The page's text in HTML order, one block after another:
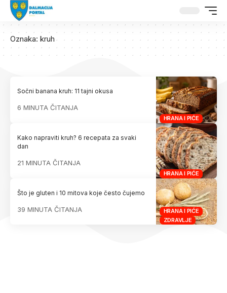
Oznaka: kruh
HRANA I PIĆE
Sočni banana kruh: 11 tajni okusa
6 MINUTA ČITANJA
HRANA I PIĆE
Kako napraviti kruh? 6 recepata za svaki
dan
21 MINUTA ČITANJA
HRANA I PIĆE
ZDRAVLJE
Što je gluten i 10 mitova koje često čujemo
39 MINUTA ČITANJA